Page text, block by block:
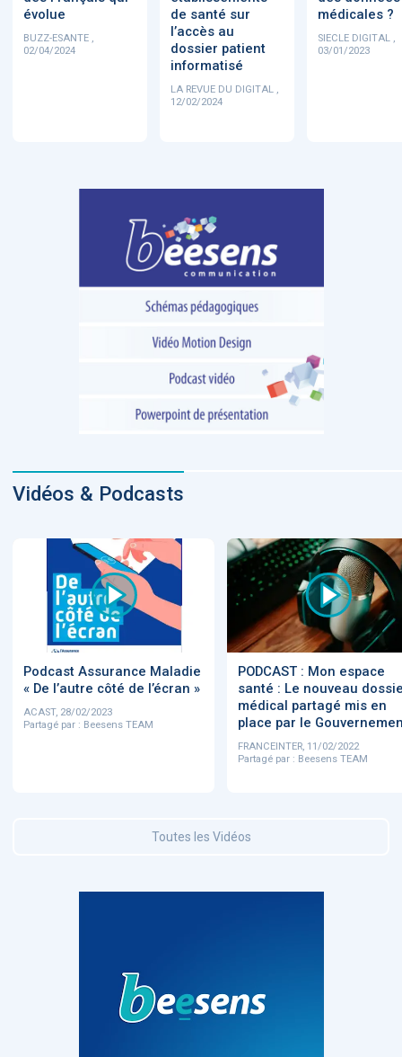
évolue
BUZZ-ESANTE ,
02/04/2024
de santé sur
l’accès au
dossier patient
informatisé
LA REVUE DU DIGITAL ,
12/02/2024
médicales ?
SIECLE DIGITAL ,
03/01/2023
Vidéos & Podcasts
Podcast Assurance Maladie
« De l’autre côté de l’écran »
ACAST, 28/02/2023
Partagé par : Beesens TEAM
PODCAST : Mon espace
santé : Le nouveau
médical partagé mis en
place par le
FRANCEINTER, 11/02/2022
Partagé par : Beesens TEAM
Toutes les Vidéos